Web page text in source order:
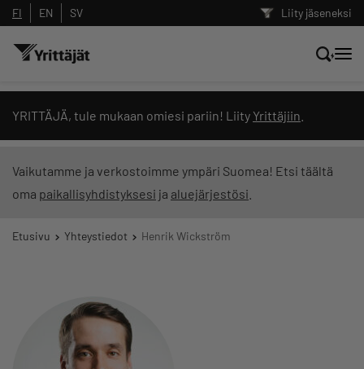
Liity jäseneksi
FI EN SV
YRITTÄJÄ, tule mukaan omiesi pariin! Liity Yrittäjiin
Vaikutamme ja verkostoimme ympäri Suomea! Etsi täältä
oma paikallisyhdistyksesi ja aluejärjestösi
Etusivu Yhteystiedot Henrik Wickström
Yrittäjien tekoälyltä